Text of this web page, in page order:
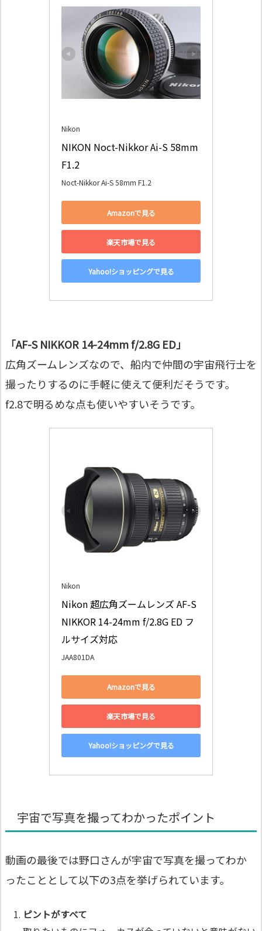
Nikon
NIKON Noct-Nikkor Ai-S 58mm
F1.2
Noct-Nikkor Ai-S 58mm F1.2
Amazonで見る
楽天市場で見る
Yahoo!ショッピングで見る
「AF-S NIKKOR 14-24mm f/2.8G ED」
広角ズームレンズなので、船内で仲間の宇宙飛行士を
撮ったりするのに手軽に使えて便利だそうです。
f2.8で明るめな点も使いやすいそうです。
Nikon
Nikon 超広角ズームレンズ AF-S
NIKKOR 14-24mm f/2.8G ED フ
ルサイズ対応
JAA801DA
Amazonで見る
楽天市場で見る
Yahoo!ショッピングで見る
宇宙で写真を撮ってわかったポイント
動画の最後では野口さんが宇宙で写真を撮ってわか
ったこととして以下の3点を挙げられています。
ピントがすべて